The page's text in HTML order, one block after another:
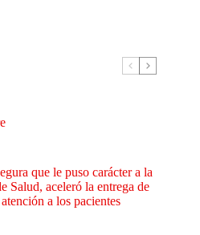
que le puso carácter a la
Salud, aceleró la entrega de
a los pacientes